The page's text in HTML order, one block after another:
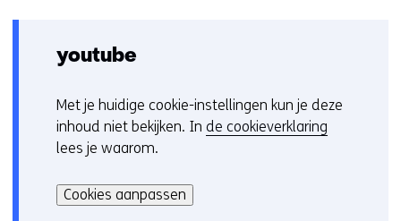
youtube
C
o
o
i
Met je huidige cookie-instellingen kun je deze
inhoud niet bekijken. In de cookieverklaring
lees je waarom.
kan
het
Cookies aanpassen